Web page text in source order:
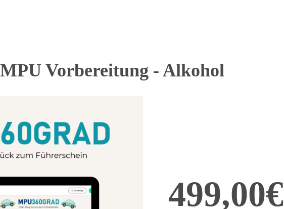
Vorbereitung - Alkohol
499,00€